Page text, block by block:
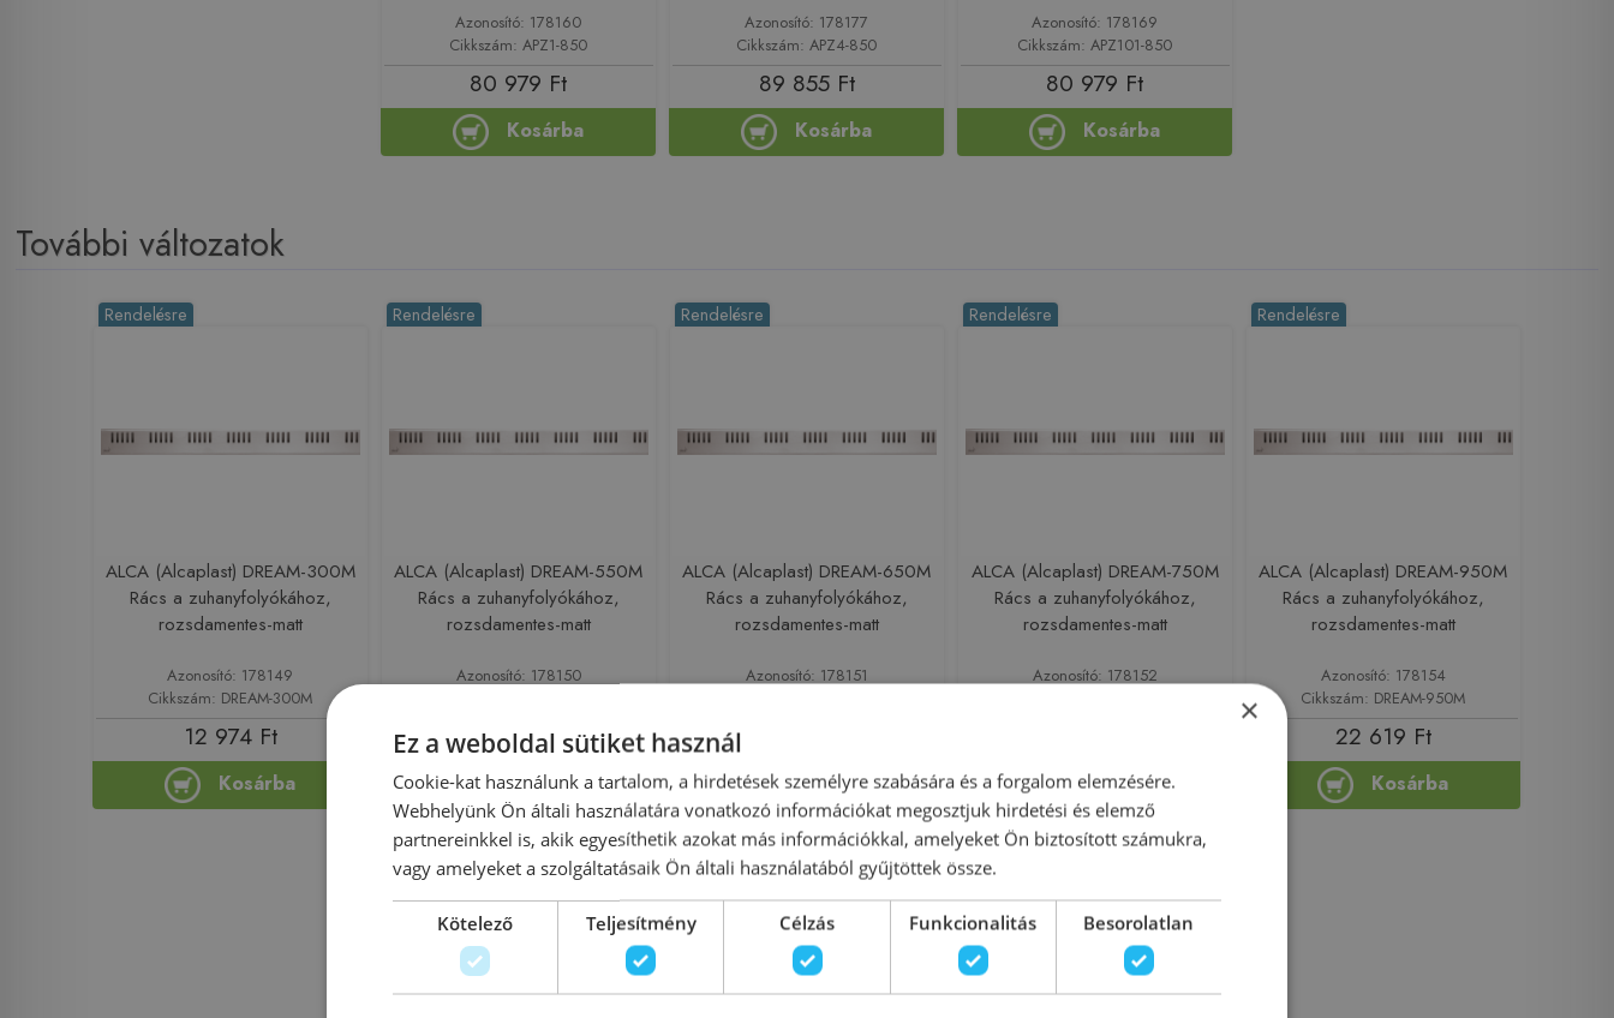
Azonosító: 178160
Cikkszám: APZ1-850
80 979 Ft
Kosárba
Azonosító: 178177
Cikkszám: APZ4-850
89 855 Ft
Kosárba
Azonosító: 178169
Cikkszám: APZ101-850
80 979 Ft
Kosárba
További változatok
Rendelésre
ALCA (Alcaplast) DREAM-300M
Rács a zuhanyfolyókához,
rozsdamentes-matt
Azonosító: 178149
Cikkszám: DREAM-300M
12 974 Ft
Kosárba
Rendelésre
ALCA (Alcaplast) DREAM-550M
Rács a zuhanyfolyókához,
rozsdamentes-matt
Azonosító: 178150
16 642 Ft
Kosárba
Rendelésre
ALCA (Alcaplast) DREAM-650M
Rács a zuhanyfolyókához,
rozsdamentes-matt
Azonosító: 178151
Kosárba
Rendelésre
ALCA (Alcaplast) DREAM-750M
Rács a zuhanyfolyókához,
rozsdamentes-matt
Azonosító: 178152
Kosárba
Rendelésre
ALCA (Alcaplast) DREAM-950M
Rács a zuhanyfolyókához,
rozsdamentes-matt
Azonosító: 178154
Cikkszám: DREAM-950M
22 619 Ft
Kosárba
Rendelésre Rendelésre
×
Ez a weboldal sütiket használ
Cookie-kat használunk a tartalom, a hirdetések személyre szabására és a forgalom elemzésére.
Webhelyünk Ön általi használatára vonatkozó információkat megosztjuk hirdetési és elemző
partnereinkkel is, akik egyesíthetik azokat más információkkal, amelyeket Ön biztosított számukra,
vagy amelyeket a szolgáltatásaik Ön általi használatából gyűjtöttek össze.
Kötelező Teljesítmény Célzás Funkcionalitás Besorolatlan